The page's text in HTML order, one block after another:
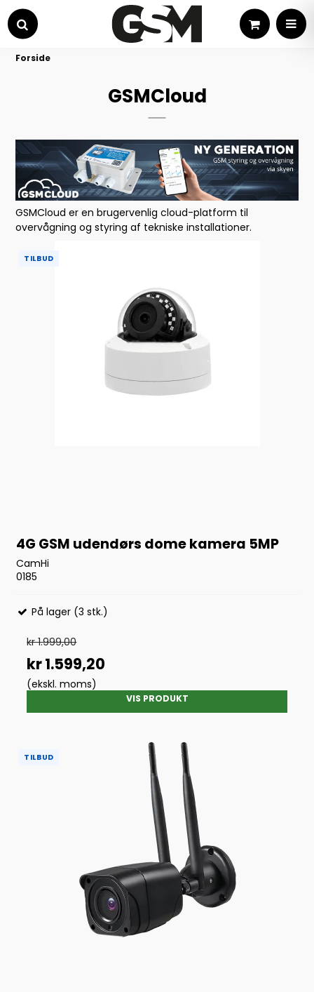
Søg
Kurv
Forside
GSMCloud
GSMCloud er en brugervenlig cloud-platform til
overvågning og styring af tekniske installationer.
TILBUD
4G GSM udendørs dome kamera 5MP
CamHi
0185
På lager (3 stk.)
kr 1.999,00
kr 1.599,20
(ekskl. moms)
VIS PRODUKT
TILBUD